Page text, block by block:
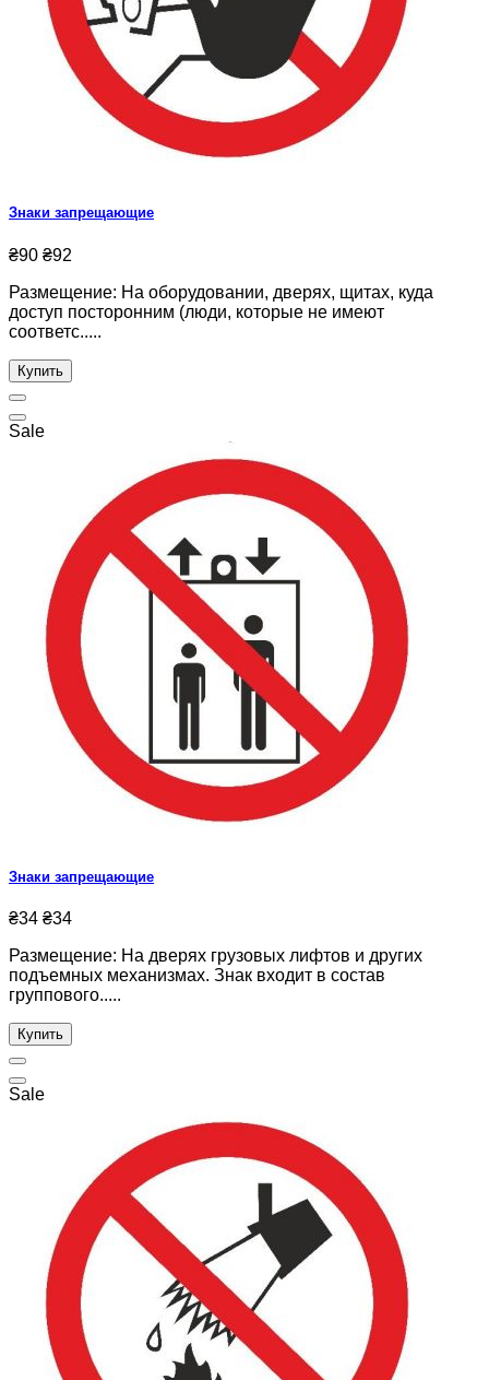
Знаки запрещающие
₴90 ₴92
Размещение: На оборудовании, дверях, щитах, куда
доступ посторонним (люди, которые не имеют
соответс.....
Купить
Sale
Знаки запрещающие
₴34 ₴34
Размещение: На дверях грузовых лифтов и других
подъемных механизмах. Знак входит в состав
группового.....
Купить
Sale